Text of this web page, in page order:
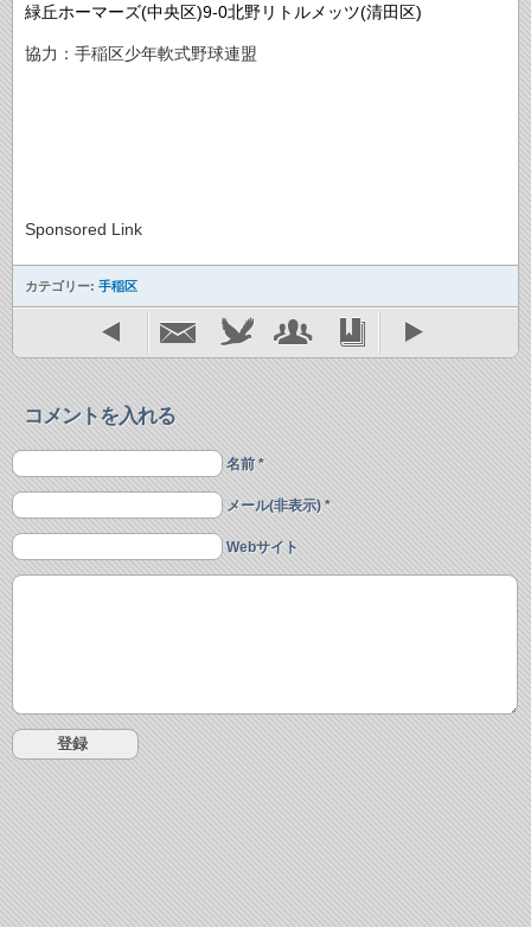
緑丘ホーマーズ(中央区)9-0北野リトルメッツ(清田区)
協力：手稲区少年軟式野球連盟
Sponsored Link
カテゴリー: 手稲区
コメントを入れる
名前 *
メール(非表示) *
Webサイト